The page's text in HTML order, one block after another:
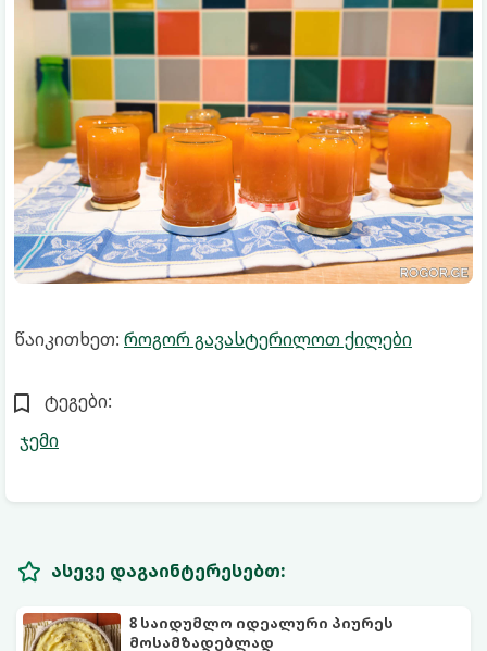
წაიკითხეთ: როგორ გავასტერილოთ ქილები
ტეგები:
ჯემი
ასევე დაგაინტერესებთ:
8 საიდუმლო იდეალური პიურეს
მოსამზადებლად